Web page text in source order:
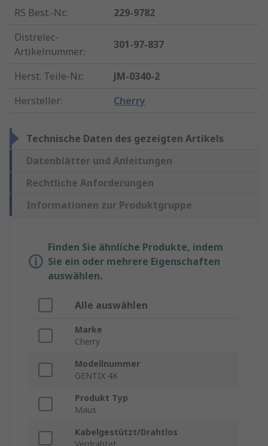
RS Best.-Nr.:
229-9782
Distrelec-
Artikelnummer:
301-97-837
Herst. Teile-Nr.:
JM-0340-2
Hersteller: Cherry
Technische Daten des gezeigten Artikels
Datenblätter und Anleitungen
Rechtliche Anforderungen
Informationen zur Produktgruppe
Finden Sie ähnliche Produkte, indem
Sie ein oder mehrere Eigenschaften
auswählen.
Alle auswählen
Marke
Cherry
Modellnummer
GENTIX 4K
Produkt Typ
Maus
Kabelgestützt/Drahtlos